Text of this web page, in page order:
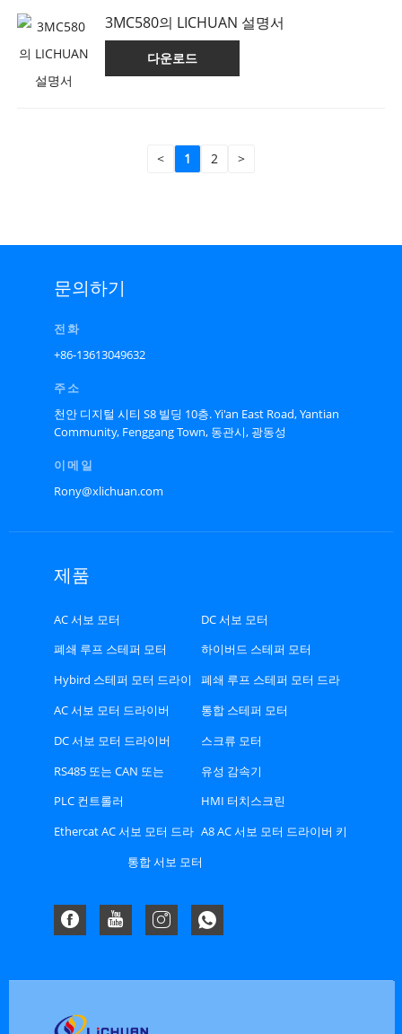
3MC580의 LICHUAN 설명서
다운로드
< 1 2 >
문의하기
전화
+86-13613049632
주소
천안 디지털 시티 S8 빌딩 10층. Yi'an East Road, Yantian
Community, Fenggang Town, 동관시, 광동성
이메일
Rony@xlichuan.com
제품
AC 서보 모터
DC 서보 모터
폐쇄 루프 스테퍼 모터
하이버드 스테퍼 모터
Hybird 스테퍼 모터 드라이
버
폐쇄 루프 스테퍼 모터 드라
이버
AC 서보 모터 드라이버
통합 스테퍼 모터
DC 서보 모터 드라이버
스크류 모터
RS485 또는 CAN 또는
Ethercat 버스 유형 스테퍼
드라이버
유성 감속기
PLC 컨트롤러
HMI 터치스크린
Ethercat AC 서보 모터 드라 A8 AC 서보 모터 드라이버 키
통합 서보 모터